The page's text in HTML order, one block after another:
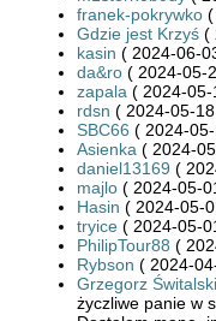
franek-pokrywko
Gdzie jest Krzyś (
kasin ( 2024-06-
da&ro ( 2024-05-
zapala ( 2024-05-
rdsn ( 2024-05-
SBC66 ( 2024-
Asienka ( 2024-
daniel13169 (
majlo ( 2024-05-
Hasin ( 2024-05-
tryice ( 2024-05-
PhilipTour88 (
Rybson ( 2024-
Grzegorz Świtalski
życzliwe panie w